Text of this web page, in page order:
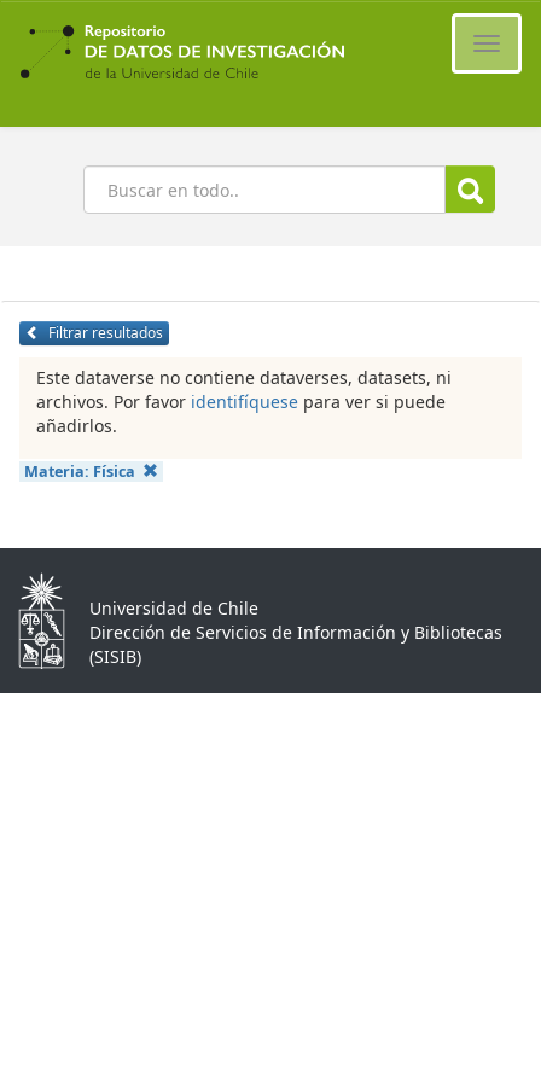
Ir
contenido
principal
Buscar
Filtrar resultados
Este dataverse no contiene dataverses, datasets, ni
archivos. Por favor identifíquese para ver si puede
añadirlos.
Materia: Física
Universidad de Chile
Dirección de Servicios de Información y Bibliotecas
(SISIB)